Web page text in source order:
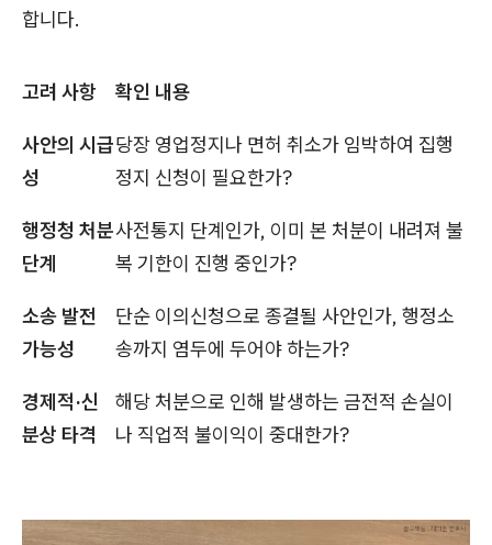
합니다.
고려 사항 확인 내용
사안의 시급
성
당장 영업정지나 면허 취소가 임박하여 집행
정지 신청이 필요한가?
행정청 처분
단계
사전통지 단계인가, 이미 본 처분이 내려져 불
복 기한이 진행 중인가?
소송 발전
가능성
단순 이의신청으로 종결될 사안인가, 행정소
송까지 염두에 두어야 하는가?
경제적·신
분상 타격
해당 처분으로 인해 발생하는 금전적 손실이
나 직업적 불이익이 중대한가?